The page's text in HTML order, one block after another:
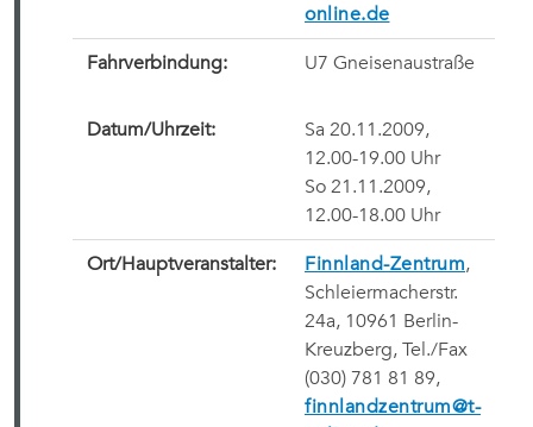
online.de
Fahrverbindung: U7 Gneisenaustraße
Datum/Uhrzeit:
Sa 20.11.2009,
12.00-19.00 Uhr
So 21.11.2009,
12.00-18.00 Uhr
Ort/Hauptveranstalter: Finnland-Zentrum,
Schleiermacherstr.
24a, 10961 Berlin-
Kreuzberg, Tel./Fax
(030) 781 81 89,
finnlandzentrum@t-